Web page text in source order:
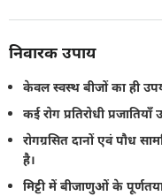
निवारक उपाय
केवल स्वस्थ बीजों का ही
कई रोग प्रतिरोधी
रोगग्रसित दानों एवं पौध
है।
मिट्टी में बीजाणुओं के